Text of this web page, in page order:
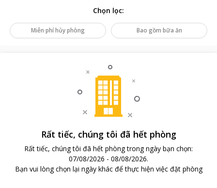
Chọn lọc:
Miễn phí hủy phòng Bao gồm bữa ăn
Rất tiếc, chúng tôi đã hết phòng
Rất tiếc, chúng tôi đã hết phòng trong ngày bạn chọn:
07/08/2026 - 08/08/2026.
Bạn vui lòng chọn lại ngày khác để thực hiện việc đặt phòng